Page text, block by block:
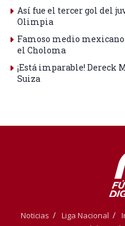
Así fue el tercer gol del
Olimpia
Famoso medio
el Choloma
¡Está imparable! Dereck
Suiza
Noticias Liga Nacional